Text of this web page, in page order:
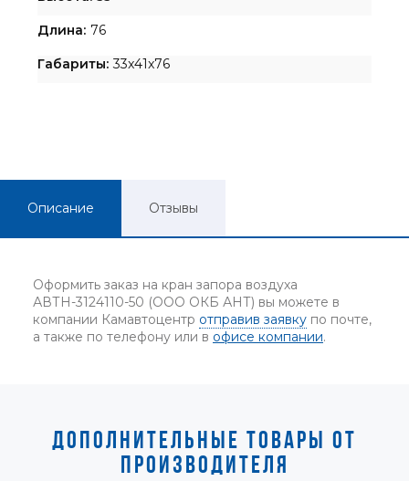
Длина: 76
Габариты: 33x41x76
Описание Отзывы
Оформить заказ на кран запора воздуха
АВТН-3124110-50 (ООО ОКБ АНТ) вы можете в
компании Камавтоцентр отправив заявку по почте,
а также по телефону или в офисе компании.
ДОПОЛНИТЕЛЬНЫЕ ТОВАРЫ ОТ
ПРОИЗВОДИТЕЛЯ